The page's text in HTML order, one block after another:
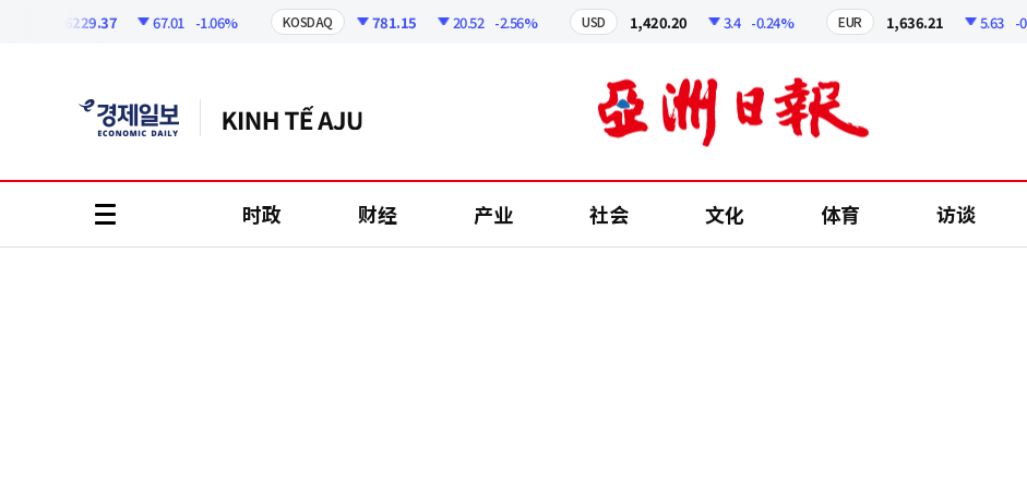
6229.37 67.01 -1.06% KOSDAQ 781.15 20.52 -2.56% 1,420.20 -0.24% 1,636.21 5.63 -0.34%
时政 财经 产业 社会 文化 体育 访谈